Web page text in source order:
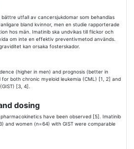
utfall av cancersjukdomar som behandlas
bland kvinnor, men en studie rapporterade
hos män. Imatinib ska undvikas till flickor och
om inte en effektiv preventivmetod används.
kan orsaka fosterskador.
(higher in men) and prognosis (better in
both chronic myeloid leukemia (CML) [1, 2] and
[3, 4].
dosing
have been observed [5]. Imatinib
and women (n=64) with GIST were comparable